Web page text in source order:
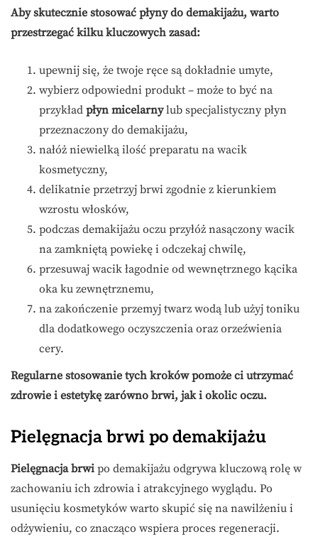
Aby skutecznie stosować płyny do demakijażu, warto
przestrzegać kilku kluczowych zasad:
upewnij się, że twoje ręce są dokładnie umyte,
wybierz odpowiedni produkt – może to być na
przykład płyn micelarnylub specjalistyczny płyn
przeznaczony do demakijażu,
nałóż niewielką ilość preparatu na wacik
kosmetyczny,
delikatnie przetrzyj brwi zgodnie z kierunkiem
wzrostu włosków,
podczas demakijażu oczu przyłóż nasączony wacik
na zamkniętą powiekę i odczekaj chwilę,
przesuwaj wacik łagodnie od wewnętrznego kącika
oka ku zewnętrznemu,
na zakończenie przemyj twarz wodą lub użyj toniku
dla dodatkowego oczyszczenia oraz orzeźwienia
cery.
Regularne stosowanie tych kroków pomoże ci utrzymać
zdrowie i estetykę zarówno brwi, jak i okolic oczu.
Pielęgnacja brwi po demakijażu
Pielęgnacja brwi po demakijażu odgrywa kluczową rolę w
zachowaniu ich zdrowia i atrakcyjnego wyglądu. Po
usunięciu kosmetyków warto skupić się na nawilżeniu i
odżywieniu, co znacząco wspiera proces regeneracji.